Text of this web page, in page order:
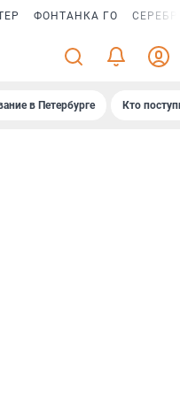
ФОНТАНКА ГО
в Петербурге Кто